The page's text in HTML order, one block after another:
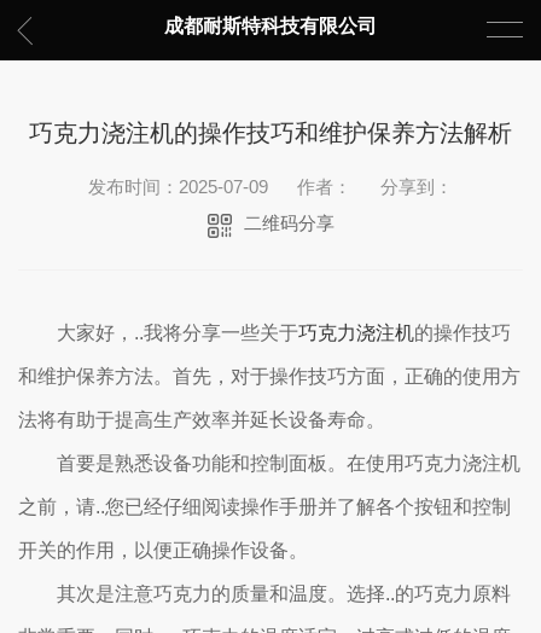
成都耐斯特科技有限公司
巧克力浇注机的操作技巧和维护保养方法解析
发布时间：2025-07-09 作者：
分享到：
二维码分享
大家好，..我将分享一些关于巧克力浇注机的操作技巧
和维护保养方法。首先，对于操作技巧方面，正确的使用方
法将有助于提高生产效率并延长设备寿命。
首要是熟悉设备功能和控制面板。在使用巧克力浇注机
之前，请..您已经仔细阅读操作手册并了解各个按钮和控制
开关的作用，以便正确操作设备。
其次是注意巧克力的质量和温度。选择..的巧克力原料